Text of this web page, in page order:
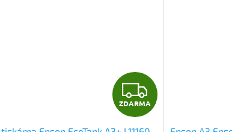
Z
D
ZDARMA